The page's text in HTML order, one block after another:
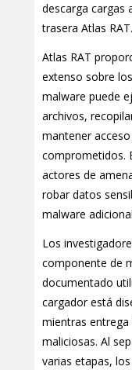
descarga cargas
trasera Atlas RAT.
Atlas RAT
extenso sobre
malware puede
archivos,
mantener
comprometidos.
actores de
robar datos
malware
Los
componente de
documentado
cargador está
mientras entrega
maliciosas. Al
varias etapas,